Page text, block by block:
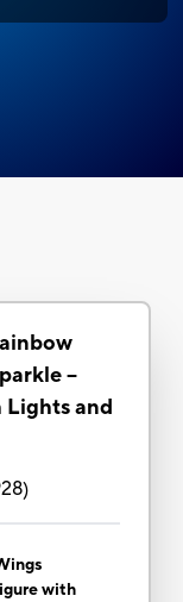
--
Lights and
)
with